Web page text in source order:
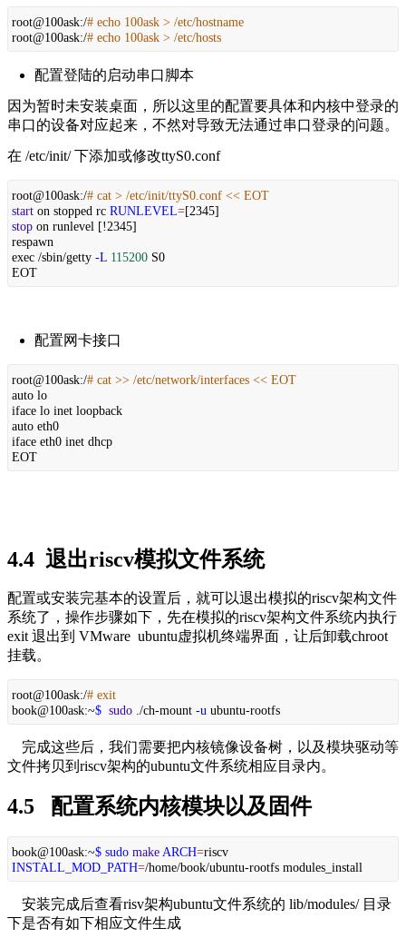
root@100ask:/# echo 100ask > /etc/hostname
root@100ask:/# echo 100ask > /etc/hosts
配置登陆的启动串口脚本
因为暂时未安装桌面，所以这里的配置要具体和内核中登录的
串口的设备对应起来，不然对导致无法通过串口登录的问题。
在 /etc/init/ 下添加或修改ttyS0.conf
root@100ask:/# cat > /etc/init/ttyS0.conf << EOT
start on stopped rc RUNLEVEL=[2345]
stop on runlevel [!2345]
respawn
exec /sbin/getty -L 115200 S0
EOT
配置网卡接口
root@100ask:/# cat >> /etc/network/interfaces << EOT
auto lo
iface lo inet loopback
auto eth0
iface eth0 inet dhcp
EOT
4.4  退出riscv模拟文件系统
配置或安装完基本的设置后，就可以退出模拟的riscv架构文件
系统了，操作步骤如下，先在模拟的riscv架构文件系统内执行
exit 退出到 VMware  ubuntu虚拟机终端界面，让后卸载chroot
挂载。
root@100ask:/# exit
book@100ask:~$ sudo ./ch-mount -u ubuntu-rootfs
文件拷贝到riscv架构的ubuntu文件系统相应目录内。
4.5   配置系统内核模块以及固件
book@100ask:~$ sudo make ARCH=riscv
INSTALL_MOD_PATH=/home/book/ubuntu-rootfs modules_install
下是否有如下相应文件生成